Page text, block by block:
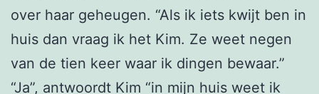
over haar geheugen. “Als ik iets kwijt ben in
huis dan vraag ik het Kim. Ze weet negen
van de tien keer waar ik dingen bewaar.”
“Ja”, antwoordt Kim “in mijn huis weet ik